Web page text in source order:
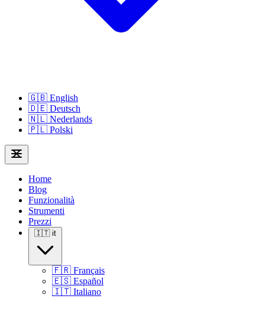
🇬🇧 English
🇩🇪 Deutsch
🇳🇱 Nederlands
🇵🇱 Polski
Home
Blog
Funzionalità
Strumenti
Prezzi
🇮🇹 it
🇫🇷 Français
🇪🇸 Español
🇮🇹 Italiano